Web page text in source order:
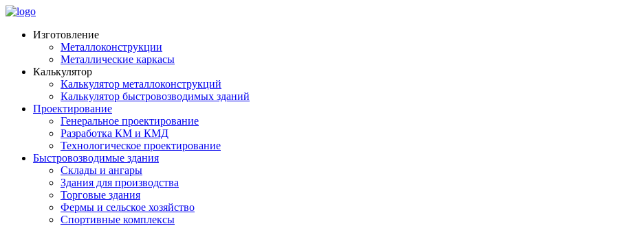
Изготовление
Металлоконструкции
Металлические каркасы
Калькулятор
Калькулятор металлоконструкций
Калькулятор быстровозводимых зданий
Проектирование
Генеральное проектирование
Разработка КМ и КМД
Технологическое проектирование
Быстровозводимые здания
Склады и ангары
Здания для производства
Торговые здания
Фермы и сельское хозяйство
Спортивные комплексы